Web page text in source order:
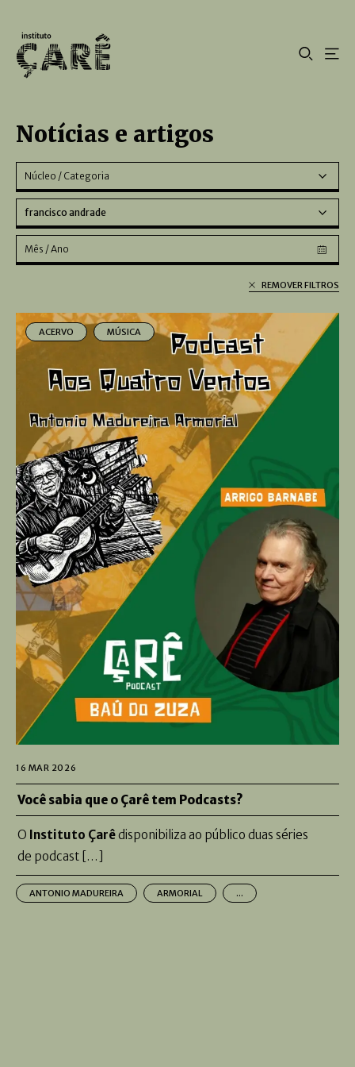
Notícias e artigos
Núcleo / Categoria
francisco andrade
Mês / Ano
REMOVER FILTROS
ACERVO MÚSICA
16 MAR 2026
Você sabia que o Çarê tem Podcasts?
O Instituto Çarêdisponibiliza ao público duas séries
de podcast […]
ANTONIO MADUREIRA ARMORIAL ...